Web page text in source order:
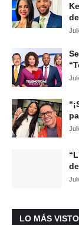
LO MÁS VISTO